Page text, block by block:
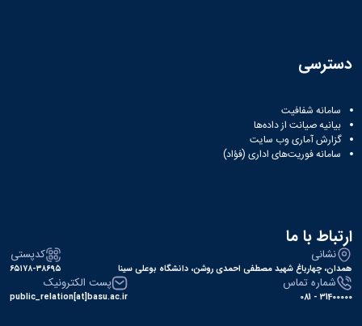
دسترسی
سامانه شفافیت
بیانیه صیانت از داده‌ها
گزارش آماری وب‌ سایت
سامانه فوریت‌های اداری (فؤاد)
ارتباط با ما
نشانی
همدان، چهارباغ شهید مصطفی احمدی روشن، دانشگاه بوعلی سینا
کدپستی
۶۵۱۷۸-۳۸۶۹۵
شماره تماس
31400000 - 081
پست الکترونیک
public_relation[at]basu.ac.ir